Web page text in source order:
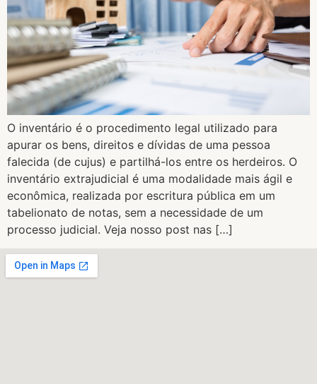
O inventário é o procedimento legal utilizado para
apurar os bens, direitos e dívidas de uma pessoa
falecida (de cujus) e partilhá-los entre os herdeiros. O
inventário extrajudicial é uma modalidade mais ágil e
econômica, realizada por escritura pública em um
tabelionato de notas, sem a necessidade de um
processo judicial. Veja nosso post nas […]